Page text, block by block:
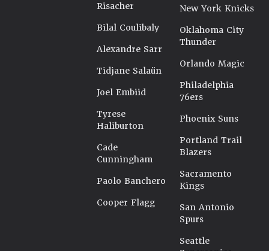
Risacher
Bilal Coulibaly
Alexandre Sarr
Tidjane Salaün
Joel Embiid
Tyrese
Haliburton
Cade
Cunningham
Paolo Banchero
Cooper Flagg
New York Knicks
Oklahoma City
Thunder
Orlando Magic
Philadelphia
76ers
Phoenix Suns
Portland Trail
Blazers
Sacramento
Kings
San Antonio
Spurs
Seattle